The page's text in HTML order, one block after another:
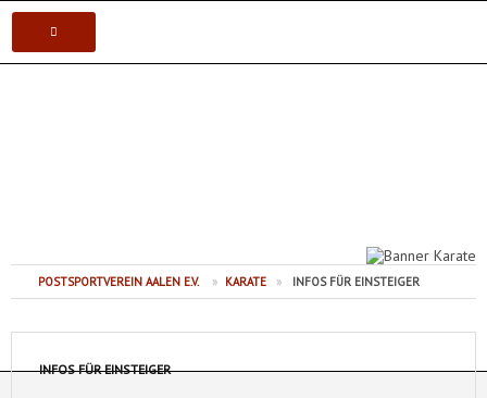
POSTSPORTVEREIN AALEN E.V. » KARATE » INFOS FÜR EINSTEIGER
INFOS FÜR EINSTEIGER